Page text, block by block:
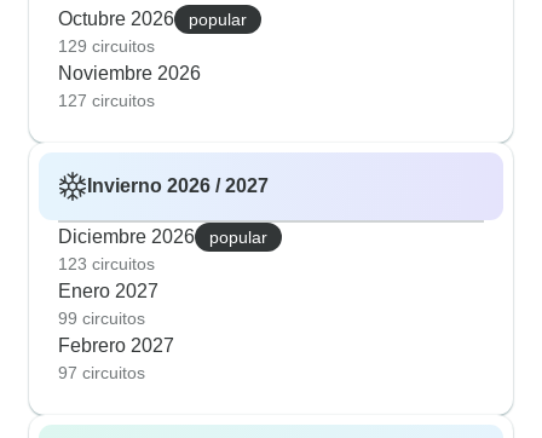
Octubre 2026
popular
129 circuitos
Noviembre 2026
127 circuitos
Invierno 2026 / 2027
Diciembre 2026
popular
123 circuitos
Enero 2027
99 circuitos
Febrero 2027
97 circuitos